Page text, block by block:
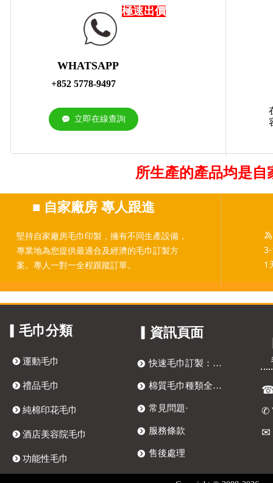
WHATSAPP
+852 5778-9497
끁 立即在線查詢
極速出價
所生產的產品均是
■ 自家廠房 專人跟進
1
堅持自家廠房毛巾印製，擁有不同生產設備，
專業地為您提供最適合及經濟的毛巾訂製方
案。專人一對一全程跟蹤訂單。
✆
✉
뀹 運動毛巾
뀹 禮品毛巾
뀹 純棉印花毛巾
뀹 酒店美容院毛巾
뀹 功能性毛巾
▎毛巾分類
뀹 快速毛巾訂製：四步打造獨特客製化毛巾
뀹 棉質毛巾種類全解析：訂製毛巾、提花毛巾與抗菌毛巾選購指南
뀹 常見問題·
뀹 服務條款
뀹 售後處理
▎資訊頁面